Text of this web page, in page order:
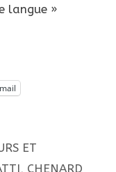
langue »
ET
, CHENARD